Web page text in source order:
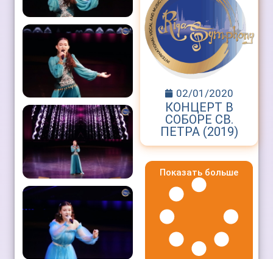
02/01/2020
КОНЦЕРТ В
СОБОРЕ СВ.
ПЕТРА (2019)
Показать больше